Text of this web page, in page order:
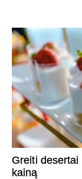
Greiti
kainą